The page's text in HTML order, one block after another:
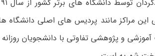
مراکز مانند پردیس های اصلی دانشگاه
و پژوهشی تفاوتی با دانشجویان روزانه